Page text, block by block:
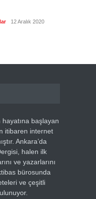
12 Aralık 2020
başlayan
itibaren internet
Ankara’da
halen ilk
ve yazarlarını
bürosunda
ve çeşitli